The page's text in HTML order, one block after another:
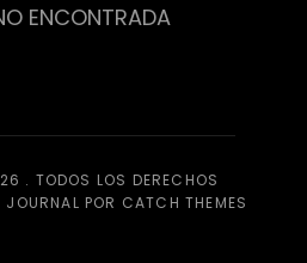
ENCONTRADA
. TODOS LOS DERECHOS
POR CATCH THEMES